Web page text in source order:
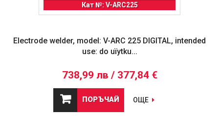
Кат №: V-ARC225
Electrode welder, model: V-ARC 225 DIGITAL, intended
use: do uїytku...
738,99 лв / 377,84 €
ПОРЪЧАЙ ОЩЕ